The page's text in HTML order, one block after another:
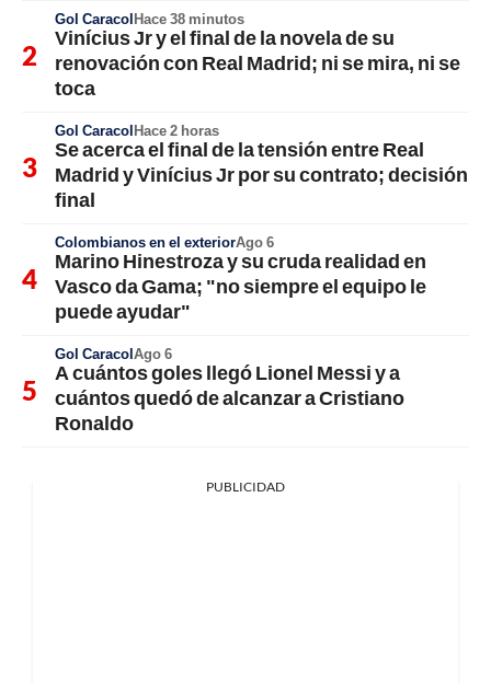
Gol CaracolHace 38 minutos
Vinícius Jr y el final de la novela de su
renovación con Real Madrid; ni se mira, ni se
toca
Gol CaracolHace 2 horas
Se acerca el final de la tensión entre Real
Madrid y Vinícius Jr por su contrato; decisión
final
Colombianos en el exteriorAgo 6
Marino Hinestroza y su cruda realidad en
Vasco da Gama; "no siempre el equipo le
puede ayudar"
Gol CaracolAgo 6
A cuántos goles llegó Lionel Messi y a
cuántos quedó de alcanzar a Cristiano
Ronaldo
PUBLICIDAD